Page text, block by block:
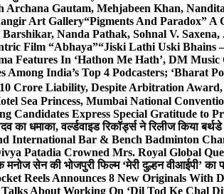
Archana Gautam, Mehjabeen Khan,
Art Gallery“Pigments And Paradox”
Nanda Pathak, Sohnal V.
Film “Abhaya”“Jiski Lathi Uski Bhains
Features In ‘Hathon Me Hath’, DM Music
Among India’s Top 4 Podcasters; ‘Bharat
Crore Liability, Despite Arbitration
Sea Princess, Mumbai National
Candidates Express Special Gratitude to
का धमाका, वर्ल्डवाइड रिकॉर्ड्स ने रिलीज किया
International Bar & Bench Badminton
Patadia Crowned Mrs. Royal Global
मनोज सेन की भोजपुरी फिल्म ‘मेरी दुल्हन
Reels Announces 8 New Originals
About Working On ‘Dil Tod Ke Chal